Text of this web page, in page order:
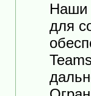
Наши
для